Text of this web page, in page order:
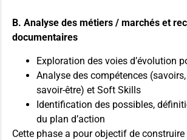
B. Analyse des métiers / marchés et
documentaires
Exploration des voies d’évolution
Analyse des compétences
savoir-être) et Soft Skills
Identification des possibles,
du plan d’action
Cette phase a pour objectif de